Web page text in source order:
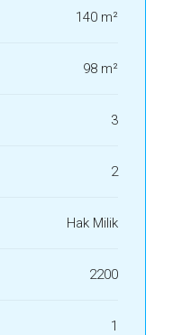
140 m²
98 m²
3
2
Hak Milik
2200
1